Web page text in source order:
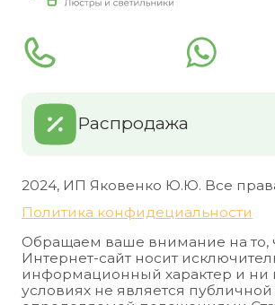
Распродажа
2024, ИП Яковенко Ю.Ю. Все
Политика конфидециальности
Обращаем ваше внимание на то,
Интернет-сайт носит
информационный характер и ни
условиях не является